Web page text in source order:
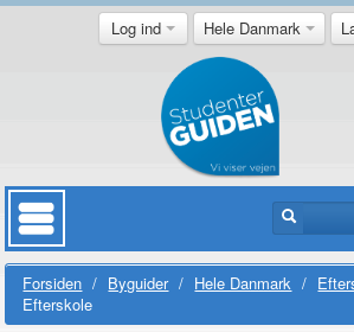
Log ind Hele Danmark
Forsiden / Byguider / Hele Danmark /
Efterskole